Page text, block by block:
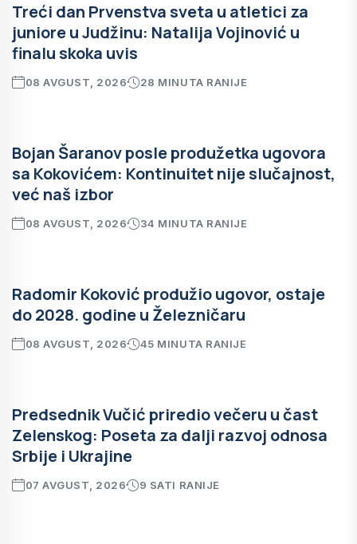
Treći dan Prvenstva sveta u atletici za
juniore u Judžinu: Natalija Vojinović u
finalu skoka uvis
08 AVGUST, 2026 28 MINUTA RANIJE
Bojan Šaranov posle produžetka ugovora
sa Kokovićem: Kontinuitet nije slučajnost,
već naš izbor
08 AVGUST, 2026 34 MINUTA RANIJE
Radomir Koković produžio ugovor, ostaje
do 2028. godine u Železničaru
08 AVGUST, 2026 45 MINUTA RANIJE
Predsednik Vučić priredio večeru u čast
Zelenskog: Poseta za dalji razvoj odnosa
Srbije i Ukrajine
07 AVGUST, 2026 9 SATI RANIJE